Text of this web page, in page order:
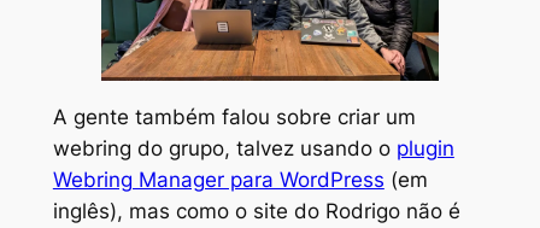
A gente também falou sobre criar um
webring do grupo, talvez usando o plugin
Webring Manager para WordPress (em
inglês), mas como o site do Rodrigo não é